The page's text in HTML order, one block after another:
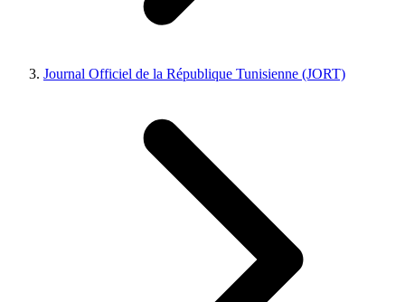
Journal Officiel de la République Tunisienne (JORT)